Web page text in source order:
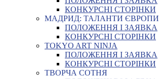
КОНКУРСНІ СТОРІНКИ
МАДРИД: ТАЛАНТИ ЄВРОПИ
ПОЛОЖЕННЯ І ЗАЯВКА
КОНКУРСНІ СТОРІНКИ
TOKYO ART NINJA
ПОЛОЖЕННЯ І ЗАЯВКА
КОНКУРСНІ СТОРІНКИ
ТВОРЧА СОТНЯ